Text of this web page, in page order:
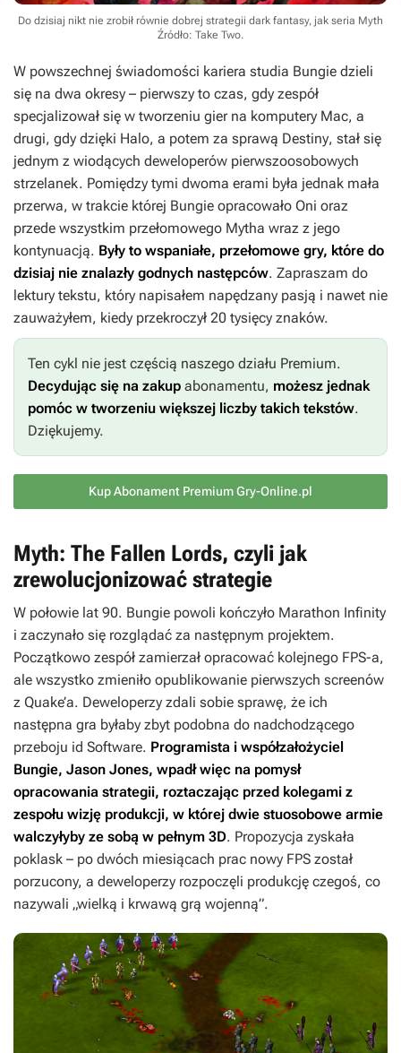
Do dzisiaj nikt nie zrobił równie dobrej strategii dark fantasy, jak seria Myth
Źródło: Take Two.
W powszechnej świadomości kariera studia Bungie dzieli
się na dwa okresy – pierwszy to czas, gdy zespół
specjalizował się w tworzeniu gier na komputery Mac, a
drugi, gdy dzięki Halo, a potem za sprawą Destiny, stał się
jednym z wiodących deweloperów pierwszoosobowych
strzelanek. Pomiędzy tymi dwoma erami była jednak mała
przerwa, w trakcie której Bungie opracowało Oni oraz
przede wszystkim przełomowego Mytha wraz z jego
kontynuacją. Były to wspaniałe, przełomowe gry, które do
dzisiaj nie znalazły godnych następców. Zapraszam do
lektury tekstu, który napisałem napędzany pasją i nawet nie
zauważyłem, kiedy przekroczył 20 tysięcy znaków.
Ten cykl nie jest częścią naszego działu Premium.
Decydując się na zakup abonamentu, możesz jednak
pomóc w tworzeniu większej liczby takich tekstów.
Dziękujemy.
Kup Abonament Premium Gry-Online.pl
Myth: The Fallen Lords, czyli jak
zrewolucjonizować strategie
W połowie lat 90. Bungie powoli kończyło Marathon Infinity
i zaczynało się rozglądać za następnym projektem.
Początkowo zespół zamierzał opracować kolejnego FPS-a,
ale wszystko zmieniło opublikowanie pierwszych screenów
z Quake’a. Deweloperzy zdali sobie sprawę, że ich
następna gra byłaby zbyt podobna do nadchodzącego
przeboju id Software. Programista i współzałożyciel
Bungie, Jason Jones, wpadł więc na pomysł
opracowania strategii, roztaczając przed kolegami z
zespołu wizję produkcji, w której dwie stuosobowe armie
walczyłyby ze sobą w pełnym 3D. Propozycja zyskała
poklask – po dwóch miesiącach prac nowy FPS został
porzucony, a deweloperzy rozpoczęli produkcję czegoś, co
nazywali „wielką i krwawą grą wojenną”.